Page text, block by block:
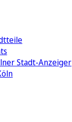
Stadt-Anzeiger